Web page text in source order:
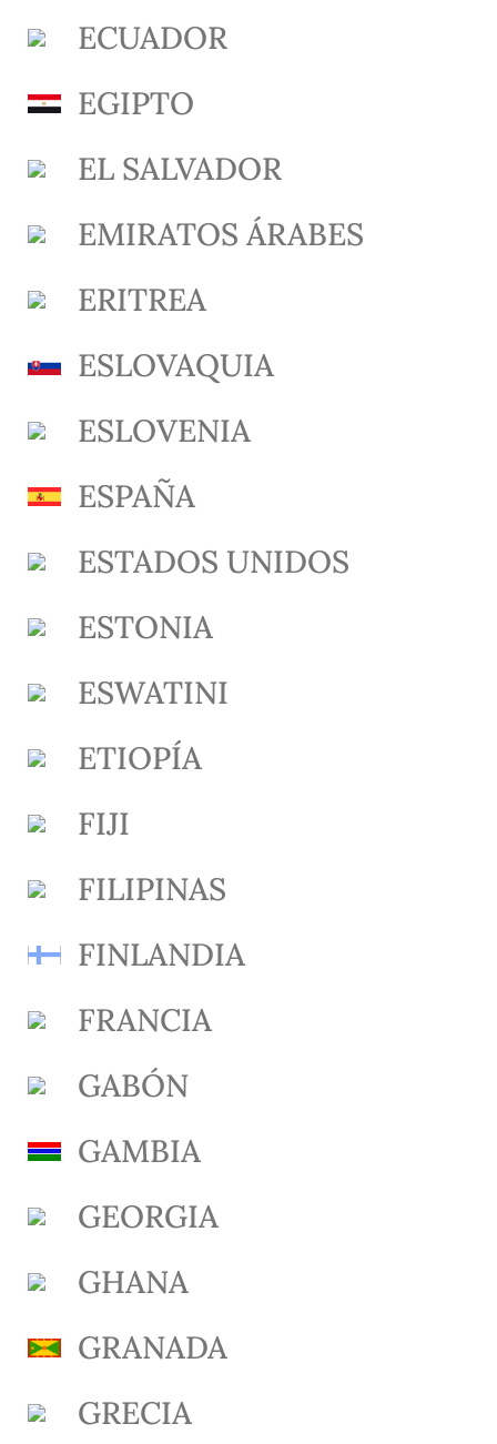
ECUADOR
EGIPTO
EL SALVADOR
EMIRATOS ÁRABES
ERITREA
ESLOVAQUIA
ESLOVENIA
ESPAÑA
ESTADOS UNIDOS
ESTONIA
ESWATINI
ETIOPÍA
FIJI
FILIPINAS
FINLANDIA
FRANCIA
GABÓN
GAMBIA
GEORGIA
GHANA
GRANADA
GRECIA